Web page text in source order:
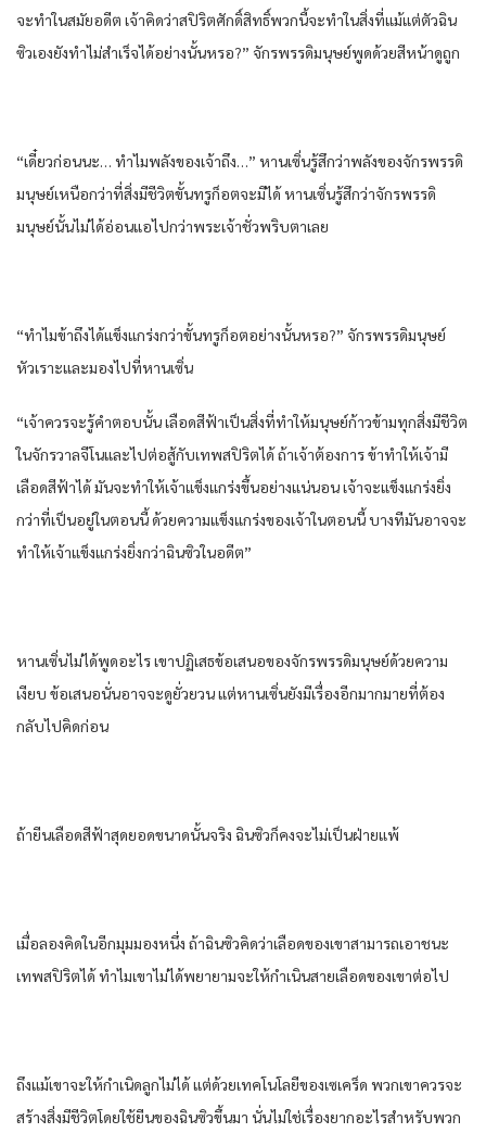
จะทำในสมัยอดีต เจ้าคิดว่าสปิริตศักดิ์สิทธิ์พวกนี้จะทำในสิ่งที่แม้แต่ตัวฉิน
ซิวเองยังทำไม่สำเร็จได้อย่างนั้นหรอ?” จักรพรรดิมนุษย์พูดด้วยสีหน้าดูถูก
“เดี๋ยวก่อนนะ… ทำไมพลังของเจ้าถึง…” หานเซิ่นรู้สึกว่าพลังของจักรพรรดิ
มนุษย์เหนือกว่าที่สิ่งมีชีวิตขั้นทรูก็อตจะมีได้ หานเซิ่นรู้สึกว่าจักรพรรดิ
มนุษย์นั้นไม่ได้อ่อนแอไปกว่าพระเจ้าชั่วพริบตาเลย
“ทำไมข้าถึงได้แข็งแกร่งกว่าขั้นทรูก็อตอย่างนั้นหรอ?” จักรพรรดิมนุษย์
หัวเราะและมองไปที่หานเซิ่น
“เจ้าควรจะรู้คำตอบนั้น เลือดสีฟ้าเป็นสิ่งที่ทำให้มนุษย์ก้าวข้ามทุกสิ่งมีชีวิต
ในจักรวาลจีโนและไปต่อสู้กับเทพสปิริตได้ ถ้าเจ้าต้องการ ข้าทำให้เจ้ามี
เลือดสีฟ้าได้ มันจะทำให้เจ้าแข็งแกร่งขึ้นอย่างแน่นอน เจ้าจะแข็งแกร่งยิ่ง
กว่าที่เป็นอยู่ในตอนนี้ ด้วยความแข็งแกร่งของเจ้าในตอนนี้ บางทีมันอาจจะ
ทำให้เจ้าแข็งแกร่งยิ่งกว่าฉินซิวในอดีต”
หานเซิ่นไม่ได้พูดอะไร เขาปฏิเสธข้อเสนอของจักรพรรดิมนุษย์ด้วยความ
เงียบ ข้อเสนอนั่นอาจจะดูยั่วยวน แต่หานเซิ่นยังมีเรื่องอีกมากมายที่ต้อง
กลับไปคิดก่อน
ถ้ายีนเลือดสีฟ้าสุดยอดขนาดนั้นจริง ฉินซิวก็คงจะไม่เป็นฝ่ายแพ้
เมื่อลองคิดในอีกมุมมองหนึ่ง ถ้าฉินซิวคิดว่าเลือดของเขาสามารถเอาชนะ
เทพสปิริตได้ ทำไมเขาไม่ได้พยายามจะให้กำเนินสายเลือดของเขาต่อไป
ถึงแม้เขาจะให้กำเนิดลูกไม่ได้ แต่ด้วยเทคโนโลยีของเซเคร็ด พวกเขาควรจะ
สร้างสิ่งมีชีวิตโดยใช้ยีนของฉินซิวขึ้นมา นั่นไม่ใช่เรื่องยากอะไรสำหรับพวก